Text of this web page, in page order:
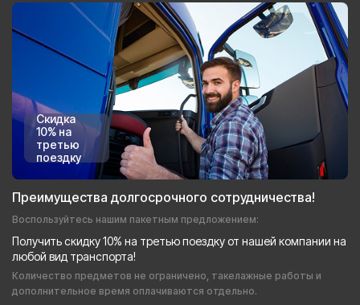
Скидка
10% на
третью
поездку
Преимущества долгосрочного сотрудничества!
Воспользуйтесь нашим пакетным предложением:
Получить скидку 10% на третью поездку от нашей компании на
любой вид транспорта!
Количество предметов не ограничено, такелажные работы и
дополнительное время оплачиваются отдельно.